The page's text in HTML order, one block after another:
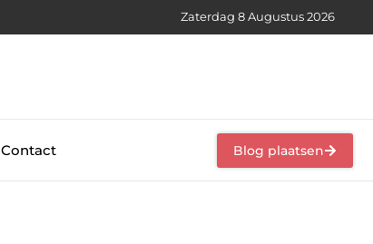
Zaterdag 8 Augustus 2026
Contact Blog plaatsen